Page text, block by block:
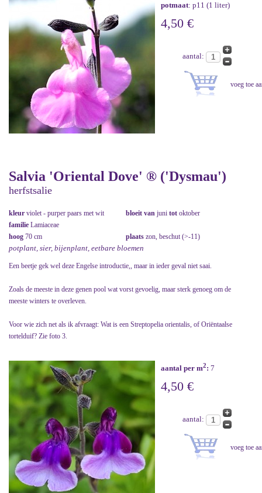
potmaat: p11 (1 liter)
4,50 €
aantal:
Salvia 'Oriental Dove' ® ('Dysmau')
herfstsalie
kleur violet - purper paars met wit bloeit van juni tot oktober
familie Lamiaceae
hoog 70 cm plaats zon, beschut (>-11)
potplant, sier, bijenplant, eetbare bloemen
Een beetje gek wel deze Engelse introductie,, maar in ieder geval niet saai.
Zoals de meeste in deze genen pool wat vorst gevoelig, maar sterk genoeg om de
meeste winters te overleven.
Voor wie zich net als ik afvraagt: Wat is een Streptopelia orientalis, of Oriëntaalse
tortelduif? Zie foto 3.
aantal per m2: 7
4,50 €
aantal: